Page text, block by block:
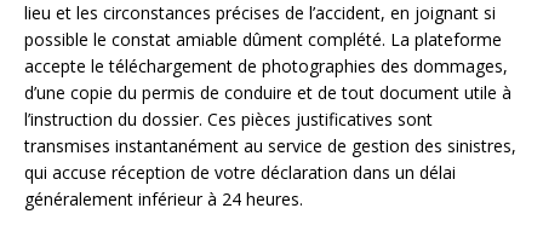
lieu et les circonstances précises de l’accident, en joignant si
possible le constat amiable dûment complété. La plateforme
accepte le téléchargement de photographies des dommages,
d’une copie du permis de conduire et de tout document utile à
l’instruction du dossier. Ces pièces justificatives sont
transmises instantanément au service de gestion des sinistres,
qui accuse réception de votre déclaration dans un délai
généralement inférieur à 24 heures.